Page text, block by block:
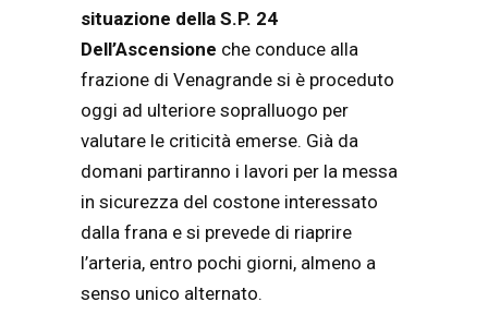
situazione della S.P. 24
Dell’Ascensione che conduce alla
frazione di Venagrande si è proceduto
oggi ad ulteriore sopralluogo per
valutare le criticità emerse. Già da
domani partiranno i lavori per la messa
in sicurezza del costone interessato
dalla frana e si prevede di riaprire
l’arteria, entro pochi giorni, almeno a
senso unico alternato.